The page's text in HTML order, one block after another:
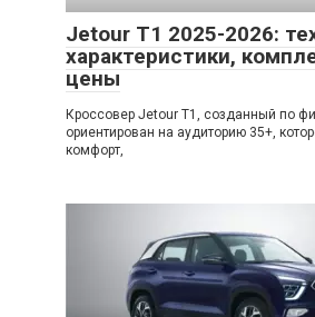
Jetour T1 2025-2026:
характеристики,
цены
Кроссовер Jetour T1, созданный по
ориентирован на аудиторию 35+,
комфорт,